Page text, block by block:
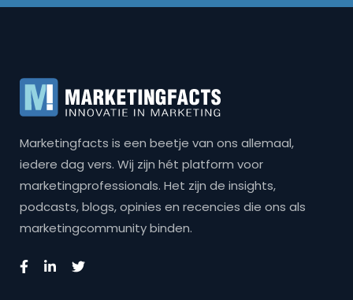
Marketingfacts is een beetje van ons allemaal,
iedere dag vers. Wij zijn hét platform voor
marketingprofessionals. Het zijn de insights,
podcasts, blogs, opinies en recencies die ons als
marketingcommunity binden.